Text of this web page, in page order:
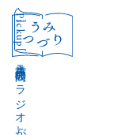
［Pickup］